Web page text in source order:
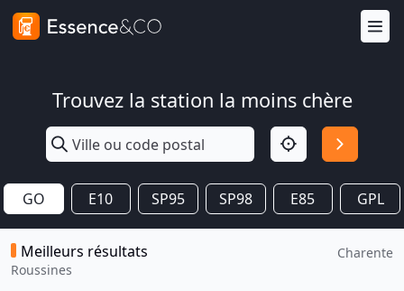
Trouvez la station la moins chère
GO E10 SP95 SP98 E85 GPL
Meilleurs résultats
Roussines
Charente